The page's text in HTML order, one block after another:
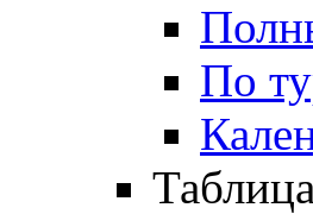
По